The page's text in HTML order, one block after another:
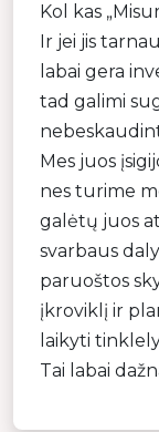
Kol kas
Ir jei jis
labai gera
tad galimi
Mes juos
nes turime
galėtų juos
svarbaus
paruoštos
įkroviklį ir
laikyti
Tai labai